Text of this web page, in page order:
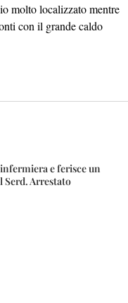
molto localizzato mentre
con il grande caldo
e ferisce un
Serd. Arrestato